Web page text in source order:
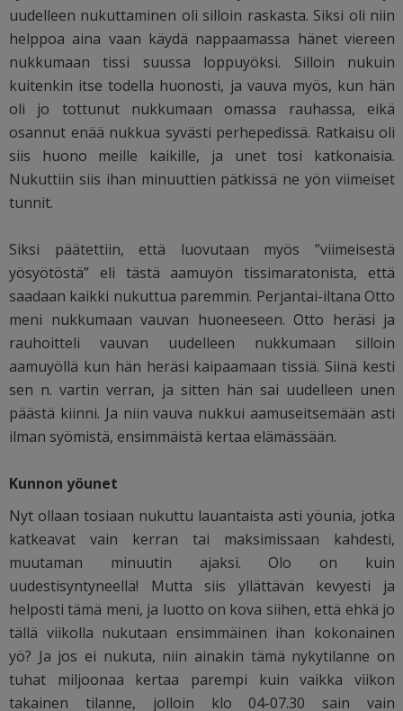
uudelleen nukuttaminen oli silloin raskasta. Siksi oli niin
helppoa aina vaan käydä nappaamassa hänet viereen
nukkumaan tissi suussa loppuyöksi. Silloin nukuin
kuitenkin itse todella huonosti, ja vauva myös, kun hän
oli jo tottunut nukkumaan omassa rauhassa, eikä
osannut enää nukkua syvästi perhepedissä. Ratkaisu oli
siis huono meille kaikille, ja unet tosi katkonaisia.
Nukuttiin siis ihan minuuttien pätkissä ne yön viimeiset
tunnit.
Siksi päätettiin, että luovutaan myös ”viimeisestä
yösyötöstä” eli tästä aamuyön tissimaratonista, että
saadaan kaikki nukuttua paremmin. Perjantai-iltana Otto
meni nukkumaan vauvan huoneeseen. Otto heräsi ja
rauhoitteli vauvan uudelleen nukkumaan silloin
aamuyöllä kun hän heräsi kaipaamaan tissiä. Siinä kesti
sen n. vartin verran, ja sitten hän sai uudelleen unen
päästä kiinni. Ja niin vauva nukkui aamuseitsemään asti
ilman syömistä, ensimmäistä kertaa elämässään.
Kunnon yöunet
Nyt ollaan tosiaan nukuttu lauantaista asti yöunia, jotka
katkeavat vain kerran tai maksimissaan kahdesti,
muutaman minuutin ajaksi. Olo on kuin
uudestisyntyneellä! Mutta siis yllättävän kevyesti ja
helposti tämä meni, ja luotto on kova siihen, että ehkä jo
tällä viikolla nukutaan ensimmäinen ihan kokonainen
yö? Ja jos ei nukuta, niin ainakin tämä nykytilanne on
tuhat miljoonaa kertaa parempi kuin vaikka viikon
takainen tilanne, jolloin klo 04-07.30 sain vain